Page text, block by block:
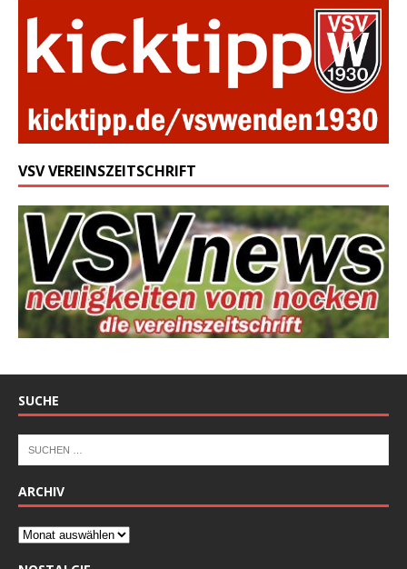
VSV VEREINSZEITSCHRIFT
SUCHE
ARCHIV